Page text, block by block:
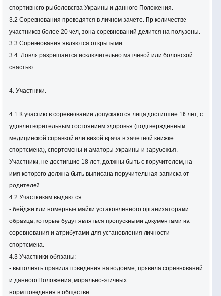
спортивного рыболовства Украины и данного Положения.
3.2 Соревнования проводятся в личном зачете. Пр количестве
участников более 20 чел, зона соревнований делится на полузоны.
3.3 Соревнования являются открытыми.
3.4. Ловля разрешается исключительно матчевой или болонской
снастью.
4. Участники.
4.1 К участию в соревновании допускаются лица достигшие 16 лет, с
удовлетворительным состоянием здоровья (подтвержденным
медицинской справкой или визой врача в зачетной книжке
спортсмена), спортсмены и аматоры Украины и зарубежья.
Участники, не достигшие 18 лет, должны быть с поручителем, на
имя которого должна быть выписана поручительная записка от
родителей.
4.2 Участникам выдаются
- бейджи или номерные майки установленного организаторами
образца, которые будут являться пропускными документами на
соревнования и атрибутами для установления личности
спортсмена.
4.3 Участники обязаны:
- выполнять правила поведения на водоеме, правила соревнований
и данного Положения, морально-этичных
норм поведения в обществе.